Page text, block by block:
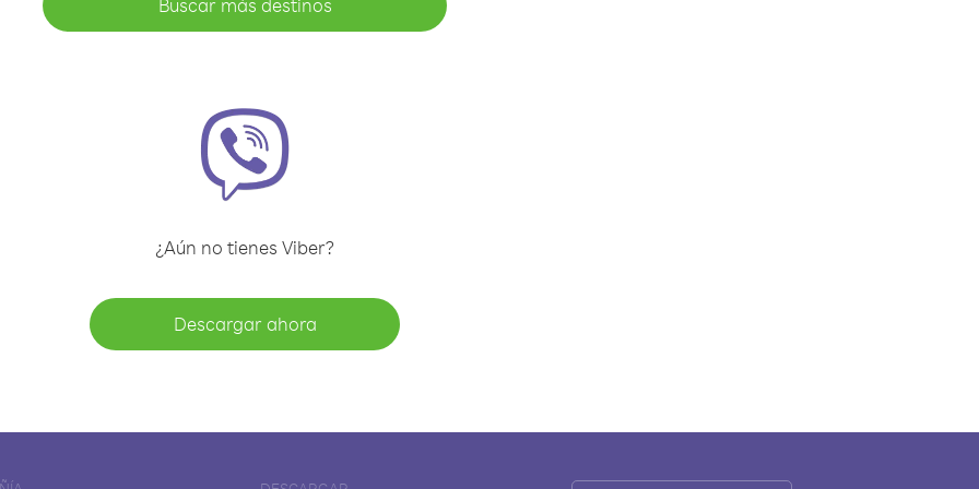
Buscar más destinos
¿Aún no tienes Viber?
Descargar ahora